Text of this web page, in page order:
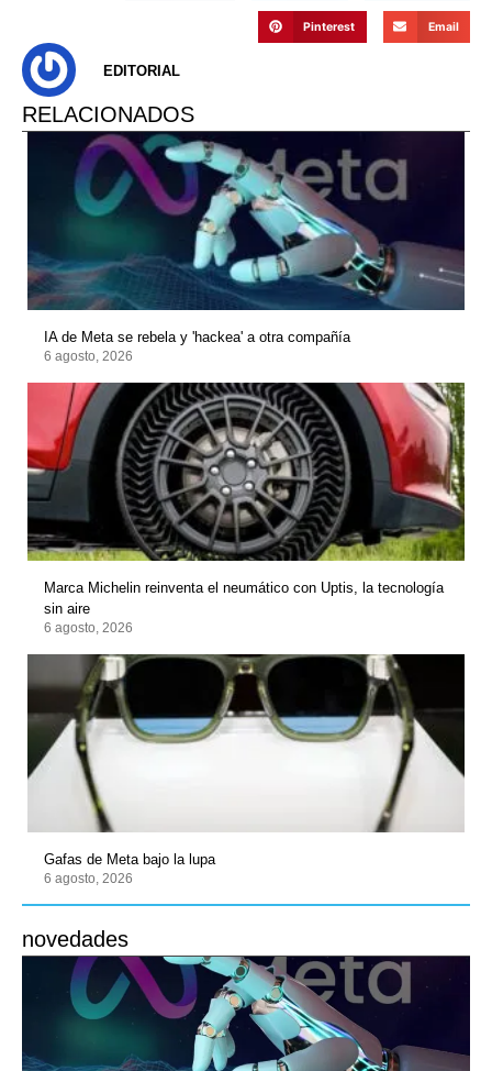
Pinterest Email
EDITORIAL
RELACIONADOS
IA de Meta se rebela y 'hackea' a otra compañía
6 agosto, 2026
Marca Michelin reinventa el neumático con Uptis, la tecnología
sin aire
6 agosto, 2026
Gafas de Meta bajo la lupa
6 agosto, 2026
novedades